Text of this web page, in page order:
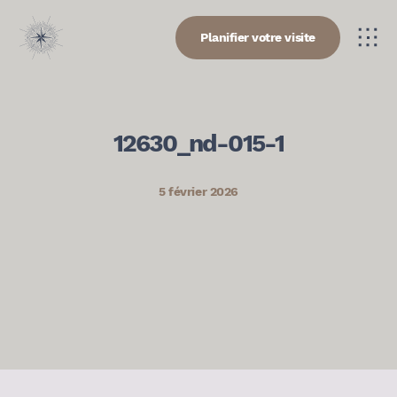
Planifier votre visite
12630_nd-015-1
5 février 2026